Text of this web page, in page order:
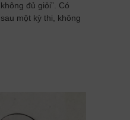
đủ giỏi”. Có
một kỳ thi, không